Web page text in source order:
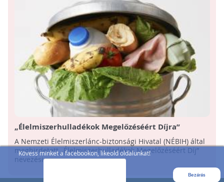
Kövess minket a facebookon, likeold oldalunkat!
Bezárás
„Élelmiszerhulladékok Megelőzéséért Díjra”
pályázhatnak az OMÉK kiállítói
A Nemzeti Élelmiszerlánc-biztonsági Hivatal (NÉBIH) által
meghirdetett „Élelmiszerhulladékok Megelőzéséért Díj”
nevezési ...